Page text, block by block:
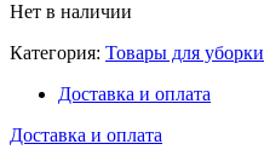
Нет в наличии
Категория: Товары для уборки
Доставка и оплата
Доставка и оплата